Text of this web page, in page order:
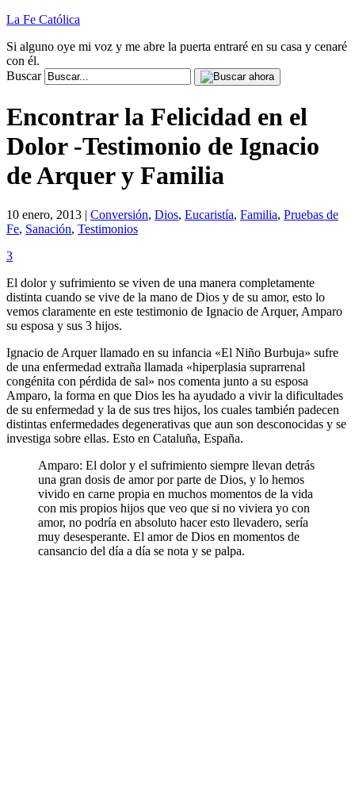
La Fe Católica
Si alguno oye mi voz y me abre la puerta entraré en su casa y cenaré
con él.
Buscar
Encontrar la Felicidad en el
Dolor -Testimonio de Ignacio
de Arquer y Familia
10 enero, 2013 | Conversión, Dios, Eucaristía, Familia, Pruebas de
Fe, Sanación, Testimonios
3
El dolor y sufrimiento se viven de una manera completamente
distinta cuando se vive de la mano de Dios y de su amor, esto lo
vemos claramente en este testimonio de Ignacio de Arquer, Amparo
su esposa y sus 3 hijos.
Ignacio de Arquer llamado en su infancia «El Niño Burbuja» sufre
de una enfermedad extraña llamada «hiperplasia suprarrenal
congénita con pérdida de sal» nos comenta junto a su esposa
Amparo, la forma en que Dios les ha ayudado a vivir la dificultades
de su enfermedad y la de sus tres hijos, los cuales también padecen
distintas enfermedades degenerativas que aun son desconocidas y se
investiga sobre ellas. Esto en Cataluña, España.
Amparo: El dolor y el sufrimiento siempre llevan detrás
una gran dosis de amor por parte de Dios, y lo hemos
vivido en carne propia en muchos momentos de la vida
con mis propios hijos que veo que si no viviera yo con
amor, no podría en absoluto hacer esto llevadero, sería
muy desesperante. El amor de Dios en momentos de
cansancio del día a día se nota y se palpa.